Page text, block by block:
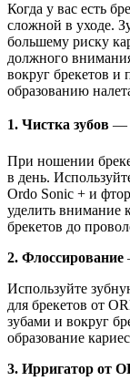
Когда у вас есть
сложной в уходе.
большему риску
должного
вокруг брекетов и
образованию
1. Чистка зубов —
При ношении
в день.
Ordo Sonic + и
уделить внимание
брекетов до
2. Флоссирование
Используйте
для брекетов от
зубами и вокруг
образование
3. Ирригатор от